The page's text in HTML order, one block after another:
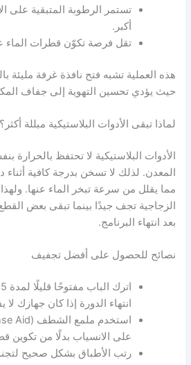
تستمر الرطوبة المتبقية على
أكبر.
تقل فرصة تكوّن قطرات الماء
هذه العملية تشبه فتح نافذة غرفة مليئة
حيث يؤدي تحسين التهوية إلى جفاف
لماذا تبقى الأدوات البلاستيكية مبللة أكثر؟
الأدوات البلاستيكية لا تحتفظ بالحرارة
المعدن. لذلك لا تسخن بدرجة كافية أثناء
مما يقلل من سرعة تبخر الماء عنها.
الزجاجية تجف جيدًا بينما تبقى بعض
بعد انتهاء البرنامج.
نصائح للحصول على أفضل تجفيف
انتهاء الدورة إذا كان جهازك لا
على الانسياب بدلًا من تكوين
رتب الأطباق بشكل صحيح